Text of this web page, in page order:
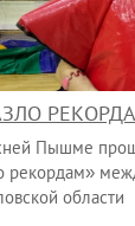
Пышме
рекордам»
области